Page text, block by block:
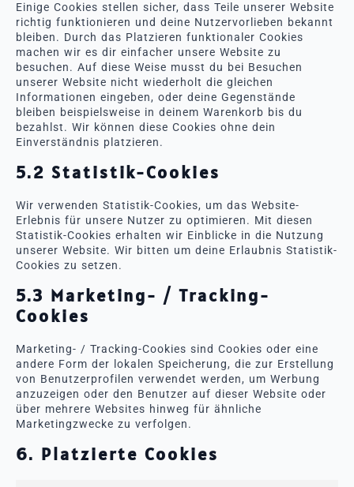
Einige Cookies stellen sicher, dass Teile unserer Website
richtig funktionieren und deine Nutzervorlieben bekannt
bleiben. Durch das Platzieren funktionaler Cookies
machen wir es dir einfacher unsere Website zu
besuchen. Auf diese Weise musst du bei Besuchen
unserer Website nicht wiederholt die gleichen
Informationen eingeben, oder deine Gegenstände
bleiben beispielsweise in deinem Warenkorb bis du
bezahlst. Wir können diese Cookies ohne dein
Einverständnis platzieren.
5.2 Statistik-Cookies
Wir verwenden Statistik-Cookies, um das Website-
Erlebnis für unsere Nutzer zu optimieren. Mit diesen
Statistik-Cookies erhalten wir Einblicke in die Nutzung
unserer Website. Wir bitten um deine Erlaubnis Statistik-
Cookies zu setzen.
5.3 Marketing- / Tracking-
Cookies
Marketing- / Tracking-Cookies sind Cookies oder eine
andere Form der lokalen Speicherung, die zur Erstellung
von Benutzerprofilen verwendet werden, um Werbung
anzuzeigen oder den Benutzer auf dieser Website oder
über mehrere Websites hinweg für ähnliche
Marketingzwecke zu verfolgen.
6. Platzierte Cookies